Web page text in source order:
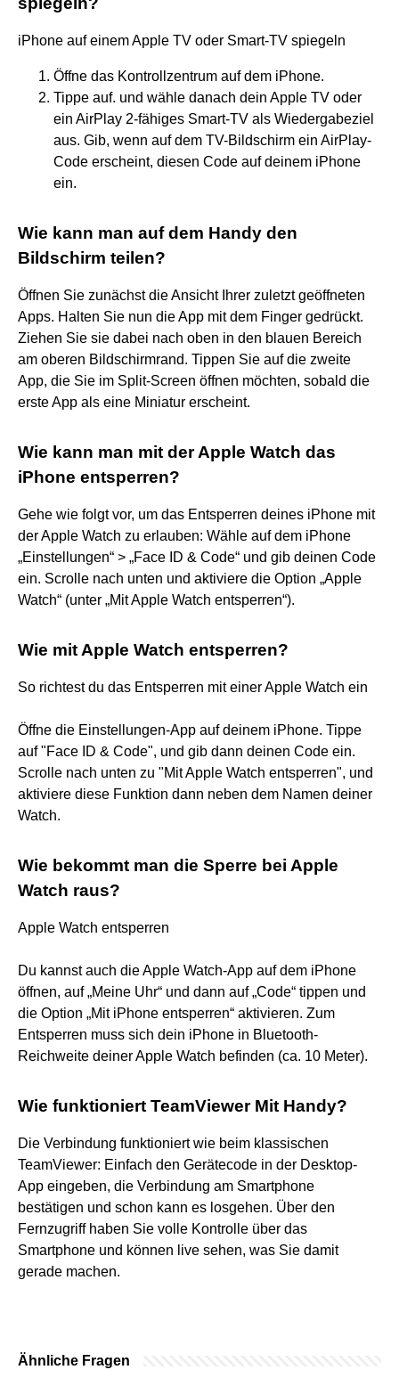
iPhone auf einem Apple TV oder Smart-TV spiegeln
Öffne das Kontrollzentrum auf dem iPhone.
Tippe auf. und wähle danach dein Apple TV oder
ein AirPlay 2-fähiges Smart-TV als Wiedergabeziel
aus. Gib, wenn auf dem TV-Bildschirm ein AirPlay-
Code erscheint, diesen Code auf deinem iPhone
ein.
Wie kann man auf dem Handy den
Bildschirm teilen?
Öffnen Sie zunächst die Ansicht Ihrer zuletzt geöffneten
Apps. Halten Sie nun die App mit dem Finger gedrückt.
Ziehen Sie sie dabei nach oben in den blauen Bereich
am oberen Bildschirmrand. Tippen Sie auf die zweite
App, die Sie im Split-Screen öffnen möchten, sobald die
erste App als eine Miniatur erscheint.
Wie kann man mit der Apple Watch das
iPhone entsperren?
Gehe wie folgt vor, um das Entsperren deines iPhone mit
der Apple Watch zu erlauben: Wähle auf dem iPhone
„Einstellungen“ > „Face ID & Code“ und gib deinen Code
ein. Scrolle nach unten und aktiviere die Option „Apple
Watch“ (unter „Mit Apple Watch entsperren“).
Wie mit Apple Watch entsperren?
So richtest du das Entsperren mit einer Apple Watch ein
Öffne die Einstellungen-App auf deinem iPhone. Tippe
auf "Face ID & Code", und gib dann deinen Code ein.
Scrolle nach unten zu "Mit Apple Watch entsperren", und
aktiviere diese Funktion dann neben dem Namen deiner
Watch.
Wie bekommt man die Sperre bei Apple
Watch raus?
Apple Watch entsperren
Du kannst auch die Apple Watch-App auf dem iPhone
öffnen, auf „Meine Uhr“ und dann auf „Code“ tippen und
die Option „Mit iPhone entsperren“ aktivieren. Zum
Entsperren muss sich dein iPhone in Bluetooth-
Reichweite deiner Apple Watch befinden (ca. 10 Meter).
Wie funktioniert TeamViewer Mit Handy?
Die Verbindung funktioniert wie beim klassischen
TeamViewer: Einfach den Gerätecode in der Desktop-
App eingeben, die Verbindung am Smartphone
bestätigen und schon kann es losgehen. Über den
Fernzugriff haben Sie volle Kontrolle über das
Smartphone und können live sehen, was Sie damit
gerade machen.
Ähnliche Fragen